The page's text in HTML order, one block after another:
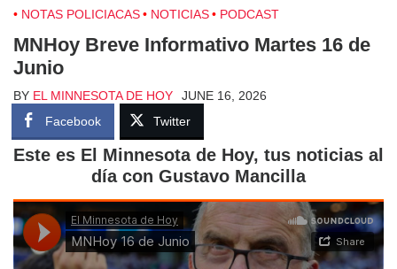
NOTAS POLICIACAS NOTICIAS PODCAST
MNHoy Breve Informativo Martes 16 de
Junio
BY EL MINNESOTA DE HOY
JUNE 16, 2026
Facebook
Twitter
Este es El Minnesota de Hoy, tus noticias al
día con Gustavo Mancilla